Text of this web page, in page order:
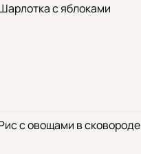
с яблоками
с овощами в сковороде